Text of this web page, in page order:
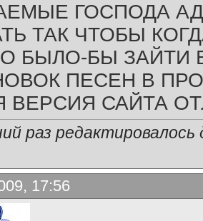
ГОСПОДА
ТАК ЧТОБЫ
БЫЛО-БЫ ЗАЙТИ
ПЕСЕН В
ВЕРСИЯ САЙТА
раз
17:56